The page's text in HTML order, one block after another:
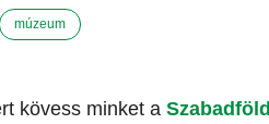
múzeum
kövess minket a Szabadföld